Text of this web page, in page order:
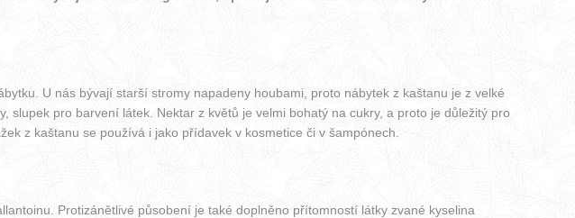
U nás bývají starší stromy napadeny houbami, proto nábytek z kaštanu je z velké
pro barvení látek. Nektar z květů je velmi bohatý na cukry, a proto je důležitý pro
z kaštanu se používá i jako přídavek v kosmetice či v šampónech.
Protizánětlivé působení je také doplněno přítomností látky zvané kyselina